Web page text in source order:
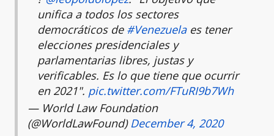
unifica a todos los sectores
democráticos de #Venezuelaes tener
elecciones presidenciales y
parlamentarias libres, justas y
verificables. Es lo que tiene que ocurrir
en 2021". pic.twitter.com/FTuRI9b7Wh
— World Law Foundation
(@WorldLawFound)December 4, 2020